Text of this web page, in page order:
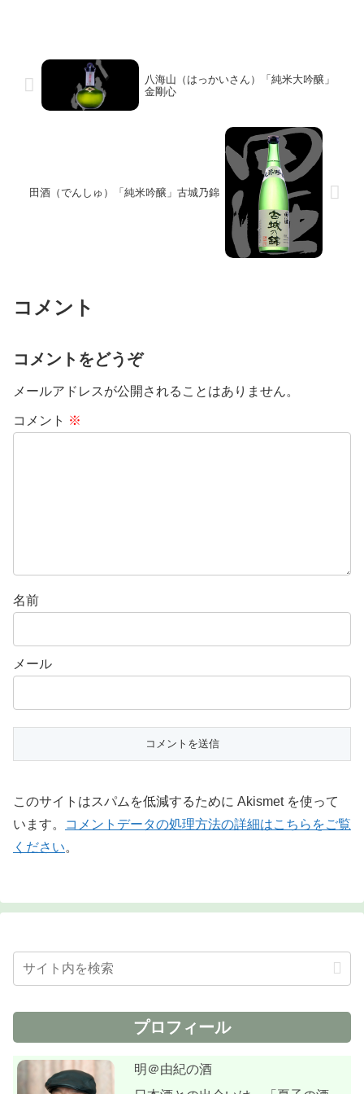
八海山（はっかいさん）「純米大吟醸」
金剛心
田酒（でんしゅ）「純米吟醸」古城乃錦
コメント
コメントをどうぞ
メールアドレスが公開されることはありません。
コメント ※
名前
メール
このサイトはスパムを低減するために Akismet を使って
います。
コメントデータの処理方法の詳細はこちらをご覧
ください。
プロフィール
明＠由紀の酒